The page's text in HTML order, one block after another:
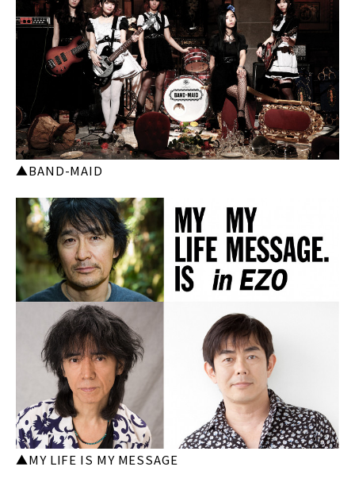
▲BAND-MAID
▲MY LIFE IS MY MESSAGE